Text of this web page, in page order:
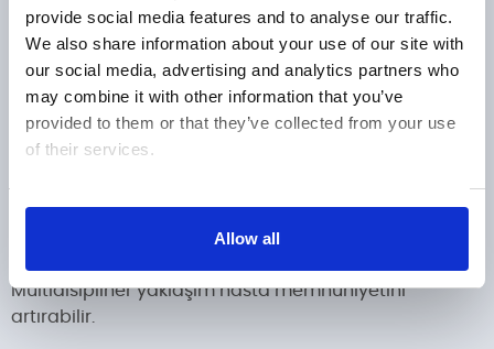
provide social media features and to analyse our traffic.
We also share information about your use of our site with
our social media, advertising and analytics partners who
may combine it with other information that you’ve
provided to them or that they’ve collected from your use
of their services.
Allow all
Hasta Deneyimi ve Tedavi
Süreci
Klinik muayene ve görüntüleme
Dijital planlama
Cerrahi implant yerleştirme
Multidisipliner yaklaşım hasta memnuniyetini
artırabilir.